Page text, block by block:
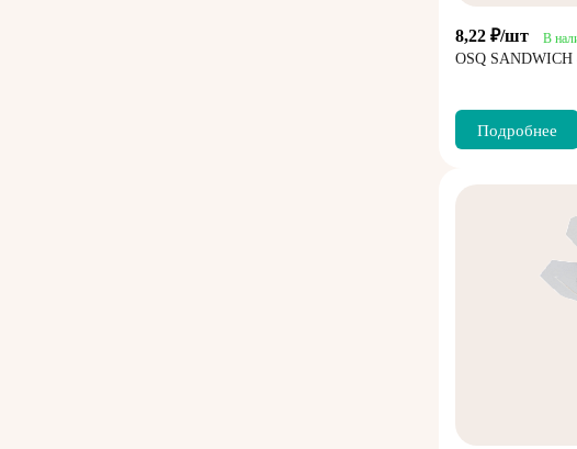
8,22 ₽/шт В
OSQ SANDWICH
Подробнее